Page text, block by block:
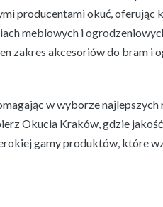
producentami okuć, oferując
meblowych i
zakres akcesoriów do bram i
w wyborze najlepszych
Okucia Kraków, gdzie
gamy produktów, które